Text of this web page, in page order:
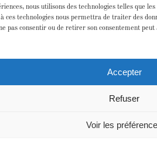
nous utilisons des technologies telles que
ces technologies nous permettra de traiter des
pas consentir ou de retirer son consentement
Accepter
Refuser
Voir les